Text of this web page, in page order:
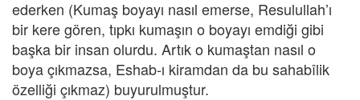
ederken (Kumaş boyayı nasıl emerse, Resulullah’ı
bir kere gören, tıpkı kumaşın o boyayı emdiği gibi
başka bir insan olurdu. Artık o kumaştan nasıl o
boya çıkmazsa, Eshab-ı kiramdan da bu sahabîlik
özelliği çıkmaz) buyurulmuştur.